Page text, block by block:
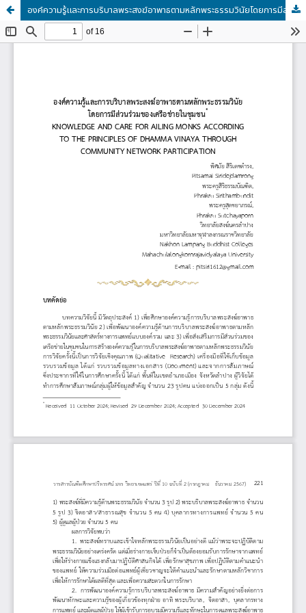
องค์ความรู้และการบริบาลพระสงฆ์อาพาธตามหลักพระธรรมวินัยโดยการมีส่วนร่วมของเครือข่ายในชุมชน